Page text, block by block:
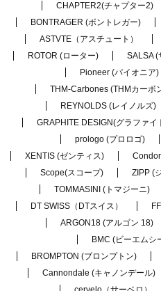
CHAPTER2(チャプター2)
BONTRAGER (ボントレガー)
ASTVTE（アスチュート）
ROTOR (ローター)
SALSA (
Pioneer (パイオニア)
THM-Carbones (THMカーボ
REYNOLDS (レイノルズ)
GRAPHITE DESIGN(グラファイ
prologo (プロロゴ)
XENTIS (ゼンティス)
Condor
Scope(スコープ)
ZIPP (
TOMMASINI (トマジーニ)
DT SWISS（DTスイス）
ARGON18 (アルゴン 18)
BMC (ビーエムシ
BROMPTON (ブロンプトン)
Cannondale (キャノンデール)